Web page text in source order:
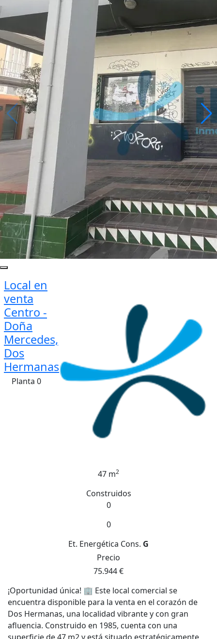
Local en
venta
Centro -
Doña
Mercedes,
Dos
Hermanas
Planta 0
47 m2
Construidos
0
0
Et. Energética Cons. G
Precio
75.944 €
¡Oportunidad única! 🏢 Este local comercial se
encuentra disponible para la venta en el corazón de
Dos Hermanas, una localidad vibrante y con gran
afluencia. Construido en 1985, cuenta con una